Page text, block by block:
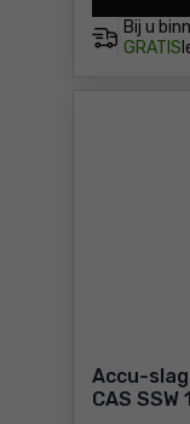
Bij u
GRATIS
Accu-
CAS SSW